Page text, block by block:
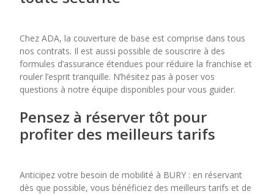
Chez ADA, la couverture de base est comprise dans tous
nos contrats. Il est aussi possible de souscrire à des
formules d’assurance étendues pour réduire la franchise et
rouler l’esprit tranquille. N’hésitez pas à poser vos
questions à notre équipe disponibles pour vous guider.
Pensez à réserver tôt pour
profiter des meilleurs tarifs
Anticipez votre besoin de mobilité à BURY : en réservant
dès que possible, vous bénéficiez des meilleurs tarifs et de